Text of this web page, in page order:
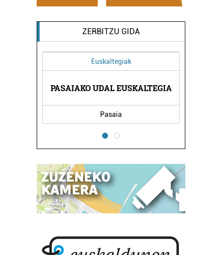
ZERBITZU GIDA
Euskaltegiak
PASAIAKO UDAL EUSKALTEGIA
Pasaia